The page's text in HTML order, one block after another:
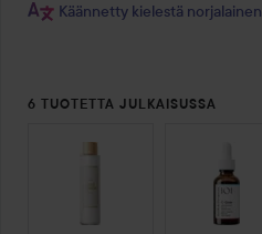
Käännetty kielestä norjalainen
6 TUOTETTA JULKAISUSSA
OHITA OSIO